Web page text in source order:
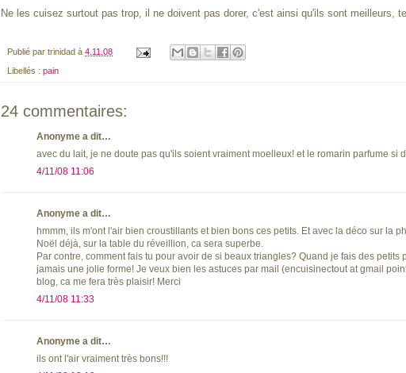
Ne les cuisez surtout pas trop, il ne doivent pas dorer, c'est ainsi qu'ils sont meilleurs,
Publié par trinidad à 4.11.08
Libellés : pain
24 commentaires:
Anonyme a dit…
avec du lait, je ne doute pas qu'ils soient vraiment moelleux! et le romarin parfume si
4/11/08 11:06
Anonyme a dit…
hmmm, ils m'ont l'air bien croustillants et bien bons ces petits. Et avec la déco sur la
Noël déjà, sur la table du réveillion, ca sera superbe.
Par contre, comment fais tu pour avoir de si beaux triangles? Quand je fais des petits
jamais une jolie forme! Je veux bien les astuces par mail (encuisinectout at gmail
blog, ca me fera très plaisir! Merci
4/11/08 11:33
Anonyme a dit…
ils ont l'air vraiment très bons!!!